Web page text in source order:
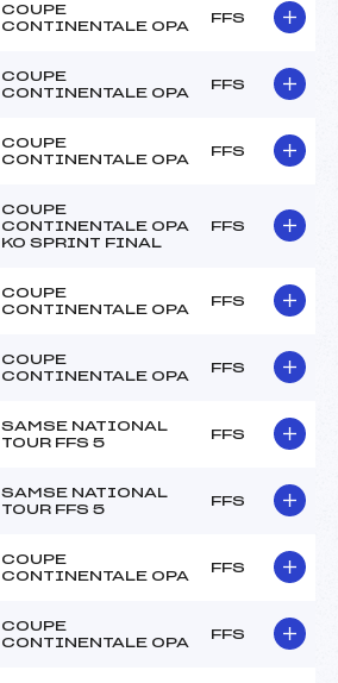
COUPE
CONTINENTALE OPA
FFS
COUPE
CONTINENTALE OPA
FFS
COUPE
CONTINENTALE OPA
FFS
COUPE
CONTINENTALE OPA
KO SPRINT FINAL
FFS
COUPE
CONTINENTALE OPA
FFS
COUPE
CONTINENTALE OPA
FFS
SAMSE NATIONAL
TOUR FFS 5
FFS
SAMSE NATIONAL
TOUR FFS 5
FFS
COUPE
CONTINENTALE OPA
FFS
COUPE
CONTINENTALE OPA
FFS